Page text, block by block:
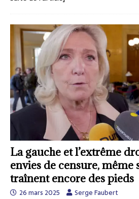
La gauche et l’extrême
envies de censure, même
traînent encore des pieds
26 mars 2025 Serge Faubert